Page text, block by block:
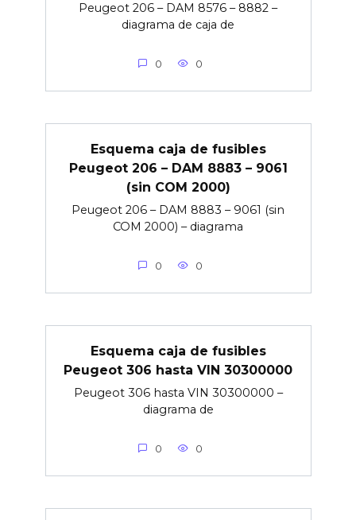
Peugeot 206 – DAM 8576 – 8882 –
diagrama de caja de
0 0
Esquema caja de fusibles
Peugeot 206 – DAM 8883 – 9061
(sin COM 2000)
Peugeot 206 – DAM 8883 – 9061 (sin
COM 2000) – diagrama
0 0
Esquema caja de fusibles
Peugeot 306 hasta VIN 30300000
Peugeot 306 hasta VIN 30300000 –
diagrama de
0 0